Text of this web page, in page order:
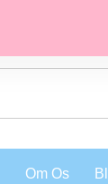
Om Os